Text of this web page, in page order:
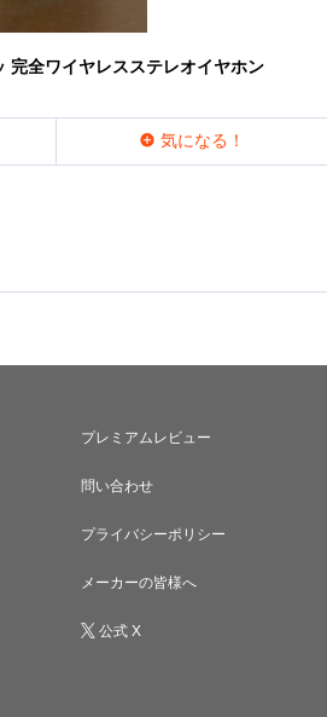
完全ワイヤレスステレオイヤホン
気になる！
プレミアムレビュー
問い合わせ
プライバシーポリシー
メーカーの皆様へ
公式 X